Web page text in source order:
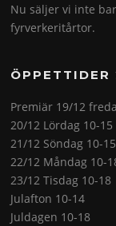
Nu säljer vi inte
fyrverkeritårtor.
ÖPPETTIDER
Premiär 19/12
20/12 Lördag 10-15
21/12 Söndag 10-15
22/12 Måndag 10-
23/12 Tisdag 10-18
Julafton 10-14
Juldagen 10-18